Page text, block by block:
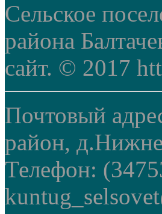
Сельское
района
сайт. © 2017
Почтовый
район,
Телефон: